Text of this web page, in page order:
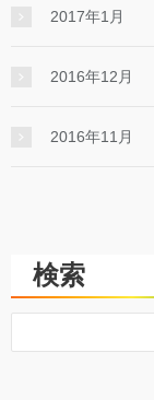
2017年1月
2016年12月
2016年11月
検索